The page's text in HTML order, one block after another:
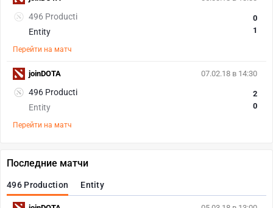
496 Producti
Entity
0
1
Перейти на матч
07.02.18 в 14:30
496 Producti
Entity
2
0
Перейти на матч
joinDOTA
Последние матчи
496 Production Entity